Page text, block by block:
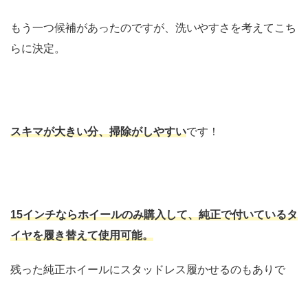
もう一つ候補があったのですが、洗いやすさを考えてこち
らに決定。
スキマが大きい分、掃除がしやすいです！
15インチならホイールのみ購入して、純正で付いているタ
イヤを履き替えて使用可能。
残った純正ホイールにスタッドレス履かせるのもありで